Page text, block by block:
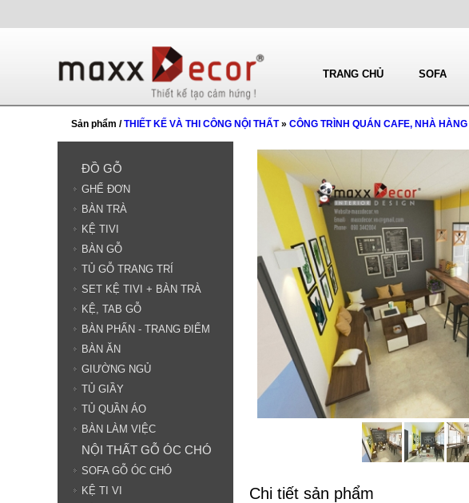
TRANG CHỦ SOFA
Sản phẩm /THIẾT KẾ VÀ THI CÔNG NỘI THẤT» CÔNG TRÌNH QUÁN CAFE, NHÀ HÀNG
Chi tiết sản phẩm
ĐỒ GỖ
GHẾ ĐƠN
BÀN TRÀ
KỆ TIVI
BÀN GỖ
TỦ GỖ TRANG TRÍ
SET KỆ TIVI + BÀN TRÀ
KỆ, TAB GỖ
BÀN PHẤN - TRANG ĐIỂM
BÀN ĂN
GIƯỜNG NGỦ
TỦ GIẦY
TỦ QUẦN ÁO
BÀN LÀM VIỆC
NỘI THẤT GỖ ÓC CHÓ
SOFA GỖ ÓC CHÓ
KỆ TI VI